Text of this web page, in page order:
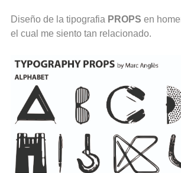
Diseño de la tipografia PROPS en
el cual me siento tan relacionado.